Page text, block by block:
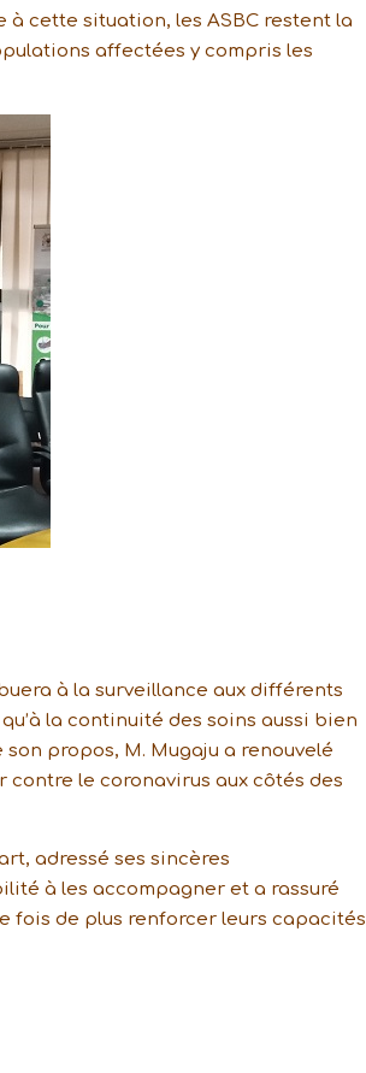
à cette situation, les ASBC restent la
affectées y compris les
à la surveillance aux différents
la continuité des soins aussi bien
propos, M. Mugaju a renouvelé
contre le coronavirus aux côtés des
adressé ses sincères
à les accompagner et a rassuré
fois de plus renforcer leurs capacités